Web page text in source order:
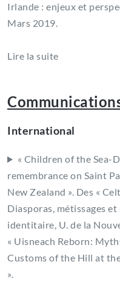
Irlande : enjeux et
Mars 2019.
Lire la suite
International
« Children of the Sea-
remembrance on Saint
New Zealand ». Des «
Diasporas, métissages
identitaire, U. de la
« Uisneach Reborn:
Customs of the Hill at
».